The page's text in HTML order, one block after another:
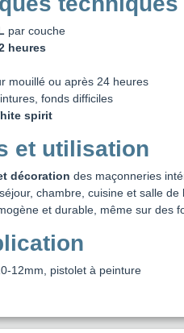
par couche
heures
mouillé ou après 24 heures
fonds difficiles
spirit
et utilisation
décoration des maçonneries
chambre, cuisine et salle
et durable, même sur des
12mm, pistolet à peinture